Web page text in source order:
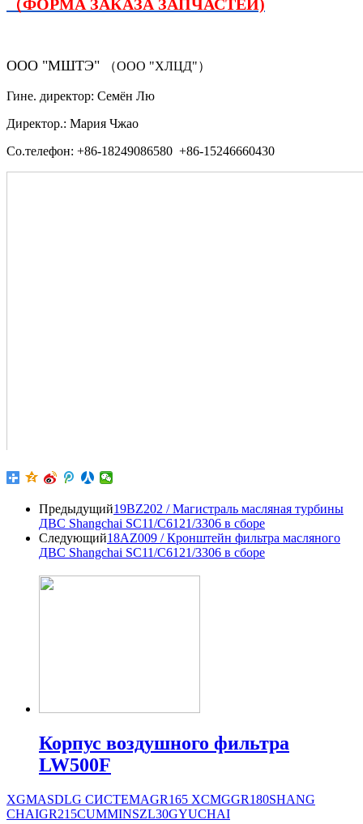
（ФОРМА ЗАКАЗА ЗАПЧАСТЕЙ)
ООО "МШТЭ" （ООО "ХЛЦД"）
Гине. директор: Семён Лю
Директор.: Мария Чжао
Со.телефон: +86-18249086580 +86-15246660430
Предыдущий19BZ202 / Магистраль масляная турбины
ДВС Shangchai SC11/C6121/3306 в сборе
Следующий18AZ009 / Кронштейн фильтра масляного
ДВС Shangchai SC11/C6121/3306 в сборе
Корпус воздушного фильтра
LW500F
XGMASDLG СИСТЕМАGR165 XCMGGR180SHANG
CHAIGR215CUMMINSZL30GYUCHAI